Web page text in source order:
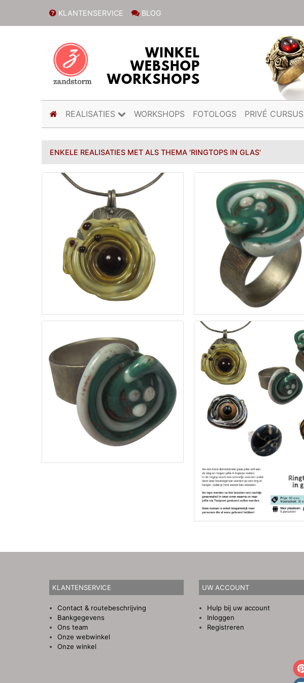
KLANTENSERVICE BLOG
(current)
REALISATIES WORKSHOPS FOTOLOGS PRIVÉ CURSUS
ENKELE REALISATIES MET ALS THEMA 'RINGTOPS IN GLAS'
KLANTENSERVICE
Contact & routebeschrijving
Bankgegevens
Ons team
Onze webwinkel
Onze winkel
UW ACCOUNT
Hulp bij uw account
Inloggen
Registreren